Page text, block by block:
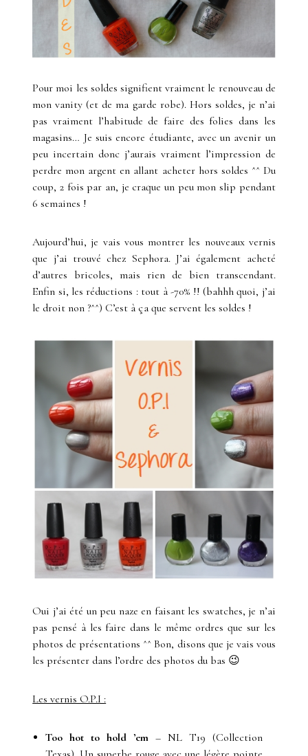
Pour moi les soldes signifient vraiment le renouveau de
mon vanity (et de ma garde robe). Hors soldes, je n’ai
pas vraiment l’habitude de faire des folies dans les
magasins… Je suis encore étudiante, avec un avenir un
peu incertain donc j’aurais vraiment l’impression de
perdre mon argent en allant acheter hors soldes ^^ Du
coup, 2 fois par an, je craque un peu mon slip pendant
6 semaines !
Aujourd’hui, je vais vous montrer les nouveaux vernis
que j’ai trouvé chez Sephora. J’ai également acheté
d’autres bricoles, mais rien de bien transcendant.
Enfin si, les réductions : tout à -70% !! (bahhh quoi, j’ai
le droit non ?^^) C’est à ça que servent les soldes !
Oui j’ai été un peu naze en faisant les swatches, je n’ai
pas pensé à les faire dans le même ordres que sur les
photos de présentations ^^ Bon, disons que je vais vous
les présenter dans l’ordre des photos du bas 😉
Les vernis O.P.I :
Too hot to hold ’em – NL T19 (Collection